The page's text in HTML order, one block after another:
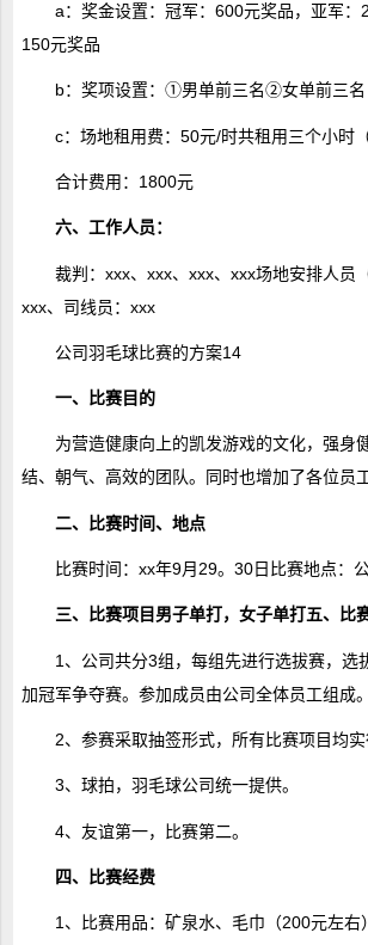
a：奖金设置：冠军：600元奖品，亚军：
150元奖品
b：奖项设置：①男单前三名②女单前三名
c：场地租用费：50元/时共租用三个小时
合计费用：1800元
六、工作人员：
裁判：xxx、xxx、xxx、xxx场地安排人员
xxx、司线员：xxx
公司羽毛球比赛的方案14
一、比赛目的
为营造健康向上的凯发游戏的文化，强身
结、朝气、高效的团队。同时也增加了各位员
二、比赛时间、地点
比赛时间：xx年9月29。30日比赛地点：
三、比赛项目男子单打，女子单打五、比
1、公司共分3组，每组先进行选拔赛，选
加冠军争夺赛。参加成员由公司全体员工组成。
2、参赛采取抽签形式，所有比赛项目均实
3、球拍，羽毛球公司统一提供。
4、友谊第一，比赛第二。
四、比赛经费
1、比赛用品：矿泉水、毛巾（200元左右）